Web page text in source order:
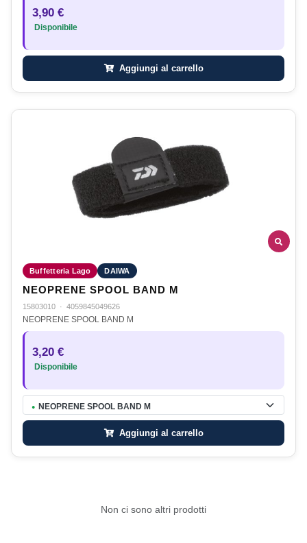
3,90 €
Disponibile
Aggiungi al carrello
Buffetteria Lago DAIWA
NEOPRENE SPOOL BAND M
15803010 · 4059845049626
NEOPRENE SPOOL BAND M
3,20 €
Disponibile
● NEOPRENE SPOOL BAND M
Aggiungi al carrello
Non ci sono altri prodotti